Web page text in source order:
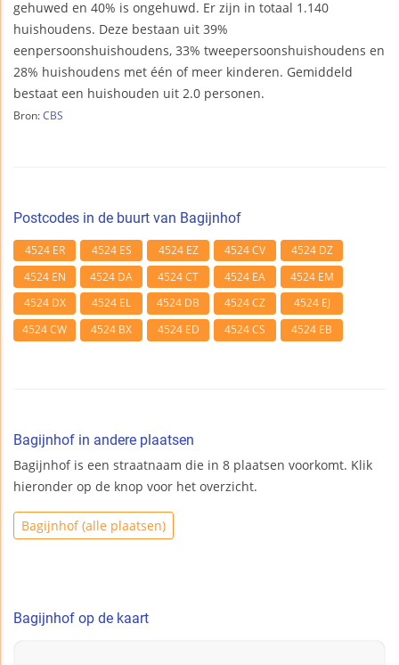
gehuwed en 40% is ongehuwd. Er zijn in totaal 1.140
huishoudens. Deze bestaan uit 39%
eenpersoonshuishoudens, 33% tweepersoonshuishoudens en
28% huishoudens met één of meer kinderen. Gemiddeld
bestaat een huishouden uit 2.0 personen.
Bron: CBS
Postcodes in de buurt van Bagijnhof
4524 ER 4524 ES 4524 EZ 4524 CV
4524 DZ
4524 EN
4524 DA 4524 CT 4524 EA
4524 EM
4524 DX
4524 EL 4524 DB 4524 CZ
4524 EJ
4524 CW
4524 BX 4524 ED 4524 CS 4524 EB
Bagijnhof in andere plaatsen
Bagijnhof is een straatnaam die in 8 plaatsen voorkomt. Klik
hieronder op de knop voor het overzicht.
Bagijnhof (alle plaatsen)
Bagijnhof op de kaart